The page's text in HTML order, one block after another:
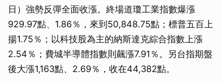
日）強勢反彈全面收漲。終場道瓊工業指數爆漲
929.97點、1.86％，來到50,848.75點；標普五百上
揚1.75％；以科技股為主的納斯達克綜合指數上漲
2.54％；費城半導體指數則飆漲7.91％。另台指期盤
後大漲1,163點、2.69％，收在44,382點。